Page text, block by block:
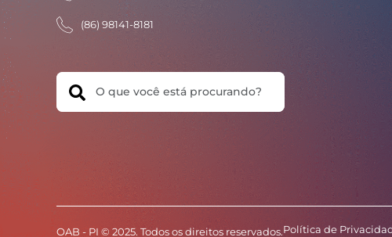
(86) 98141-8181
Search
OAB - PI © 2025. Todos os direitos reservados.Política de